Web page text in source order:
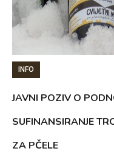
INFO
JAVNI POZIV O
SUFINANSIRANJE
ZA PČELE